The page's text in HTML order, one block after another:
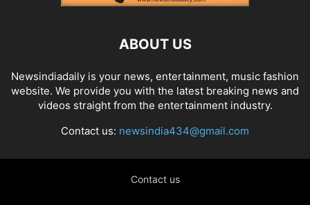
ABOUT US
Newsindiadaily is your news, entertainment, music fashion
website. We provide you with the latest breaking news and
videos straight from the entertainment industry.
Contact us: newsindia434@gmail.com
Contact us